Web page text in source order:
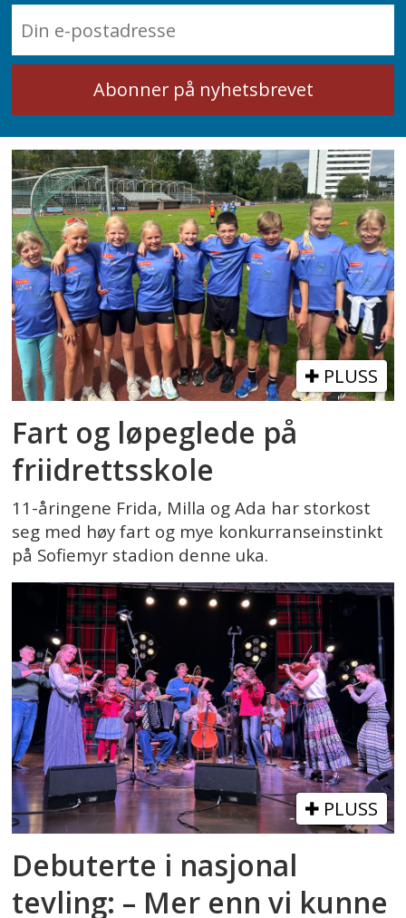
PLUSS
Fart og løpeglede på
friidrettsskole
11-åringene Frida, Milla og Ada har storkost
seg med høy fart og mye konkurranseinstinkt
på Sofiemyr stadion denne uka.
PLUSS
Debuterte i nasjonal
tevling: – Mer enn vi kunne